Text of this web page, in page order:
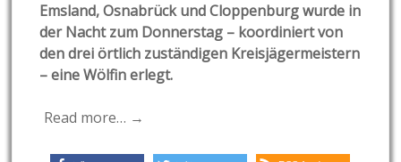
Emsland, Osnabrück und Cloppenburg wurde in
der Nacht zum Donnerstag – koordiniert von
den drei örtlich zuständigen Kreisjägermeistern
– eine Wölfin erlegt.
Read more… →